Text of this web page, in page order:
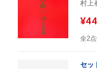
村上
全2
セッ